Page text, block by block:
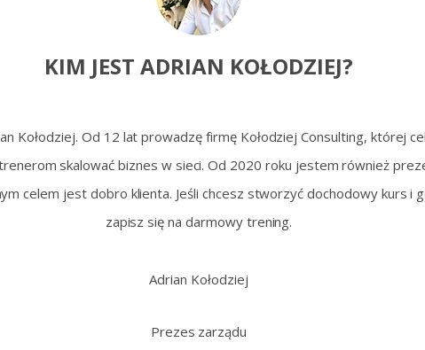
KIM JEST ADRIAN KOŁODZIEJ?
Kołodziej. Od 12 lat prowadzę firmę Kołodziej Consulting, której
skalować biznes w sieci. Od 2020 roku jestem również
celem jest dobro klienta. Jeśli chcesz stworzyć dochodowy kurs i
zapisz się na darmowy trening.
Adrian Kołodziej
Prezes zarządu